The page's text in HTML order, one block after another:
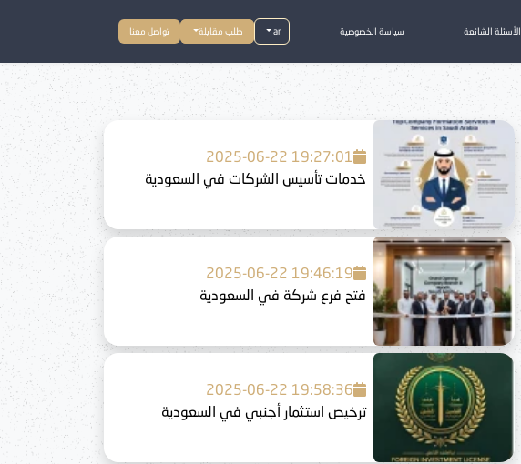
الأسئلة الشائعة سياسة الخصوصية ar طلب مقابلة تواصل معنا
2025-06-22 19:27:01
خدمات تأسيس الشركات في السعودية
2025-06-22 19:46:19
فتح فرع شركة في السعودية
2025-06-22 19:58:36
ترخيص استثمار أجنبي في السعودية